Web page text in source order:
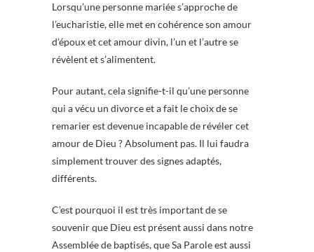
Lorsqu’une personne mariée s’approche de
l’eucharistie, elle met en cohérence son amour
d’époux et cet amour divin, l’un et l’autre se
révèlent et s’alimentent.
Pour autant, cela signifie-t-il qu’une personne
qui a vécu un divorce et a fait le choix de se
remarier est devenue incapable de révéler cet
amour de Dieu ? Absolument pas. Il lui faudra
simplement trouver des signes adaptés,
différents.
C’est pourquoi il est très important de se
souvenir que Dieu est présent aussi dans notre
Assemblée de baptisés, que Sa Parole est aussi